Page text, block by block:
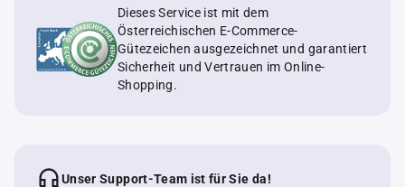
Dieses Service ist mit dem
Österreichischen E-Commerce-
Gütezeichen ausgezeichnet und garantiert
Sicherheit und Vertrauen im Online-
Shopping.
Unser Support-Team ist für Sie da!